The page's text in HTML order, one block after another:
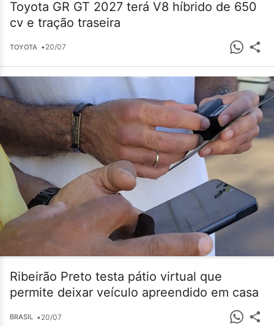
Toyota GR GT 2027 terá V8 híbrido de 650
cv e tração traseira
TOYOTA •20/07
Ribeirão Preto testa pátio virtual que
permite deixar veículo apreendido em casa
BRASIL •20/07